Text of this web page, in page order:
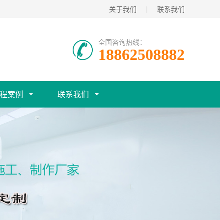
关于我们 联系我们
全国咨询热线：
18862508882
案例 联系我们